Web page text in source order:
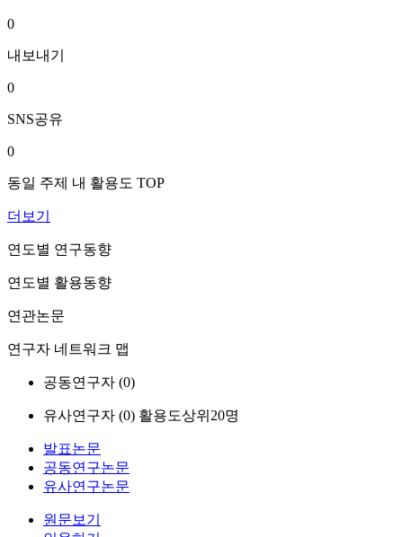
0
내보내기
0
SNS공유
0
동일 주제 내 활용도 TOP
더보기
연도별 연구동향
연도별 활용동향
연관논문
연구자 네트워크 맵
공동연구자 (0)
유사연구자 (0) 활용도상위20명
발표논문
공동연구논문
유사연구논문
원문보기